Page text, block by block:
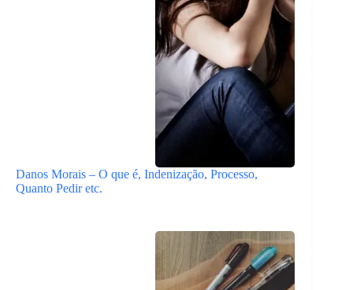
Danos Morais – O que é, Indenização, Processo,
Quanto Pedir etc.